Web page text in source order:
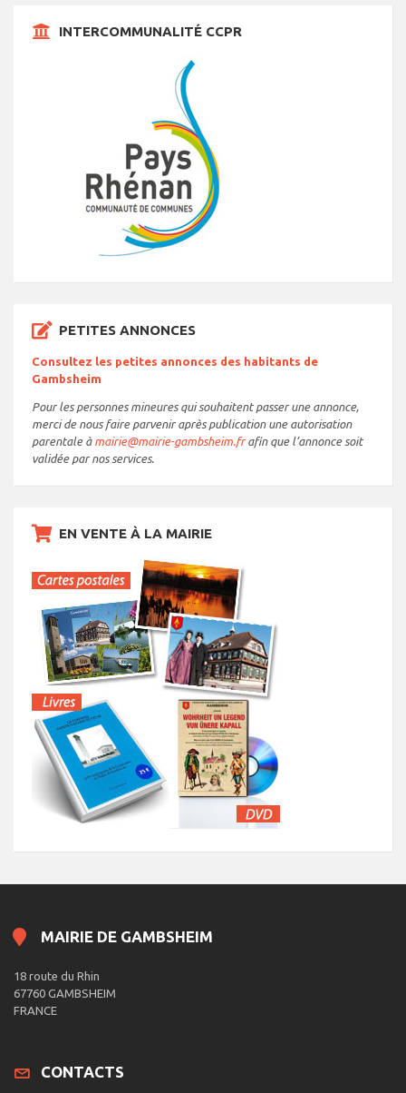
INTERCOMMUNALITÉ CCPR
PETITES ANNONCES
Consultez les petites annonces des habitants de
Gambsheim
Pour les personnes mineures qui souhaitent passer une annonce,
merci de nous faire parvenir après publication une autorisation
parentale à mairie@mairie-gambsheim.frafin que l’annonce soit
validée par nos services.
EN VENTE À LA MAIRIE
MAIRIE DE GAMBSHEIM
18 route du Rhin
67760 GAMBSHEIM
FRANCE
CONTACTS